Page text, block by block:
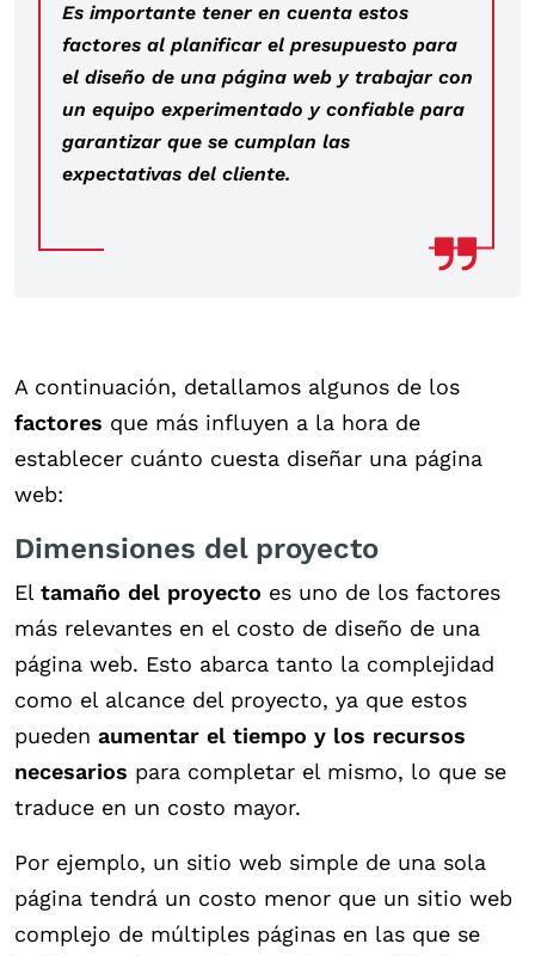
Es importante tener en cuenta estos
factores al planificar el presupuesto para
el diseño de una página web y trabajar con
un equipo experimentado y confiable para
garantizar que se cumplan las
expectativas del cliente.
A continuación, detallamos algunos de los
factores que más influyen a la hora de
establecer cuánto cuesta diseñar una página
web:
Dimensiones del proyecto
El tamaño del proyecto es uno de los factores
más relevantes en el costo de diseño de una
página web. Esto abarca tanto la complejidad
como el alcance del proyecto, ya que estos
pueden aumentar el tiempo y los recursos
necesarios para completar el mismo, lo que se
traduce en un costo mayor.
Por ejemplo, un sitio web simple de una sola
página tendrá un costo menor que un sitio web
complejo de múltiples páginas en las que se